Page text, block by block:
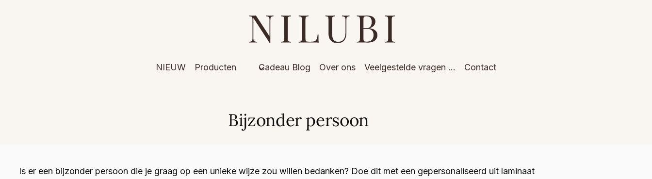
NIEUW Producten Cadeau Blog Over ons Veelgestelde vragen … Contact
Bijzonder persoon
Is er een bijzonder persoon die je graag op een unieke wijze zou willen bedanken? Doe dit met een gepersonaliseerd uit laminaat